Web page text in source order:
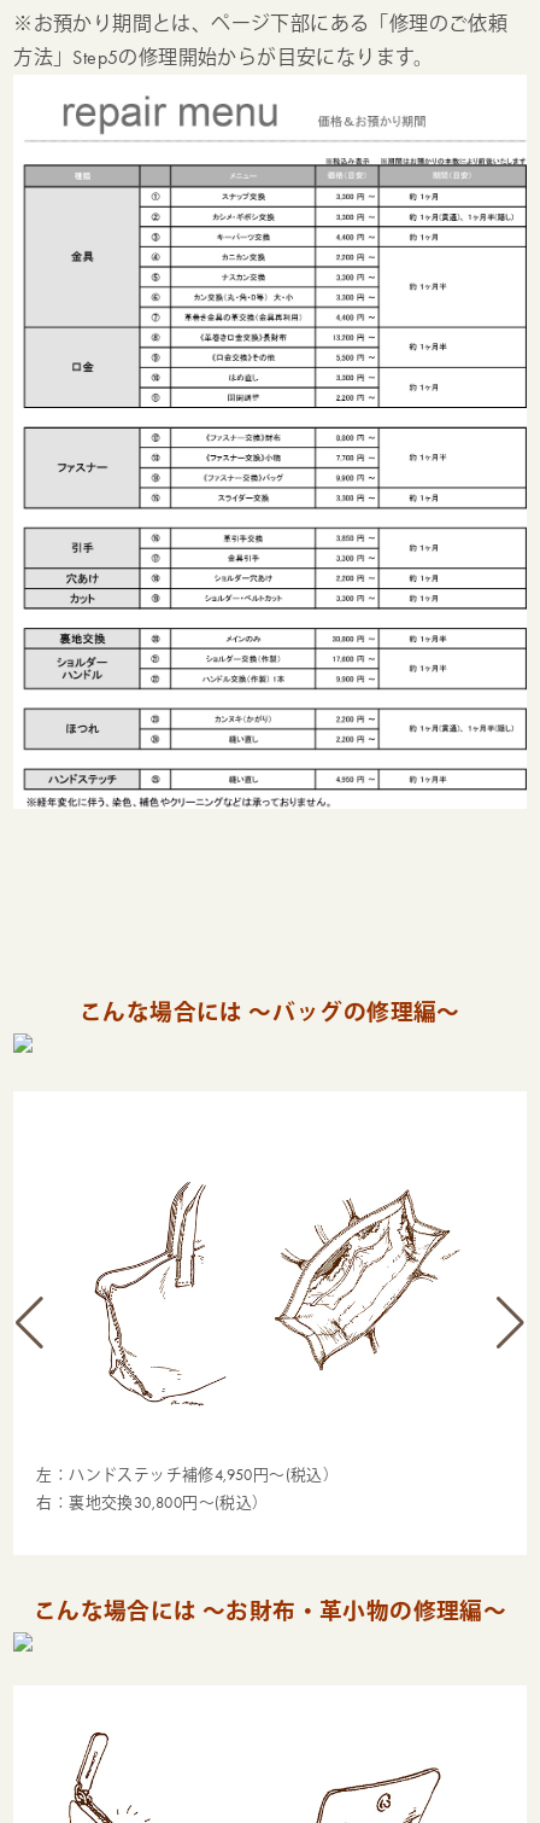
※お預かり期間とは、ページ下部にある「修理のご依頼
方法」Step5の修理開始からが目安になります。
こんな場合には ～バッグの修理編～
左：ハンドステッチ補修4,950円～(税込）
右：裏地交換30,800円～(税込）
こんな場合には ～お財布・革小物の修理編～